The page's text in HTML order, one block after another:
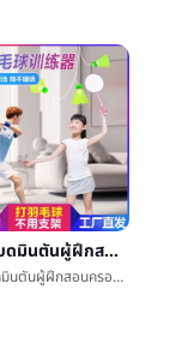
ในร่มแบดมินตันผู้ฝึกสอนครอบครัวแบดมินตันชนะเด็กตั้งของเล่นwindproofแสงแขวนแบดมินตัน
ในร่มแบดมินตันผู้ฝึกสอนครอบครัวแบดมินตันชนะเด็กตั้งของเล่นwindproofแสงแขวนแบดมินตัน